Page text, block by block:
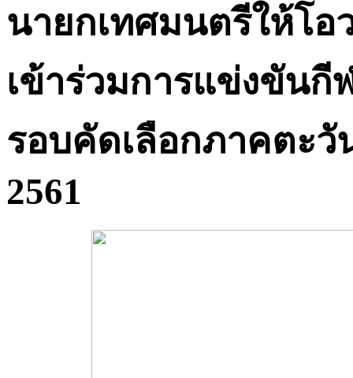
นายกเทศมนตรีให้โ
เข้าร่วมการแข่งขันกี
รอบคัดเลือกภาคตะวั
2561